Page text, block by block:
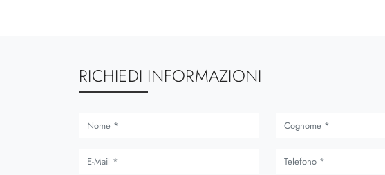
RICHIEDI INFORMAZIONI